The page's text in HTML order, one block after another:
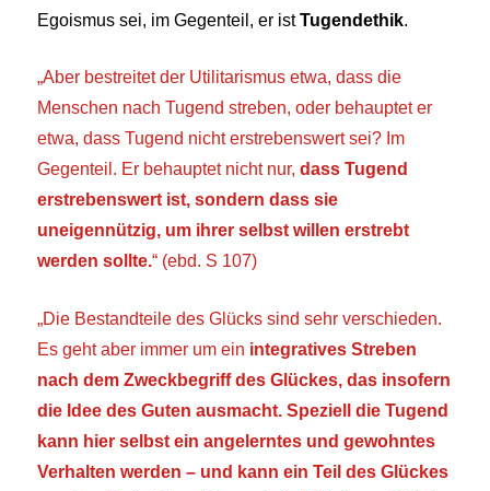
Egoismus sei, im Gegenteil, er istTugendethik.
„Aber bestreitet der Utilitarismus etwa, dass die
Menschen nach Tugend streben, oder behauptet er
etwa, dass Tugend nicht erstrebenswert sei? Im
Gegenteil. Er behauptet nicht nur,dass Tugend
erstrebenswert ist, sondern dass sie
uneigennützig, um ihrer selbst willen erstrebt
werden sollte.“ (ebd. S 107)
„Die Bestandteile des Glücks sind sehr verschieden.
Es geht aber immer um ein integratives Streben
nach dem Zweckbegriff des Glückes, das insofern
die Idee des Guten ausmacht. Speziell die Tugend
kann hier selbst ein angelerntes und gewohntes
Verhalten werden – und kann ein Teil des Glückes